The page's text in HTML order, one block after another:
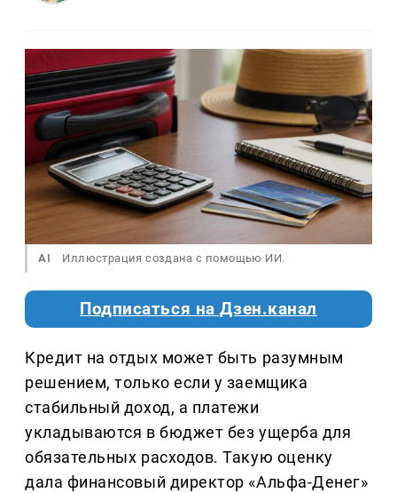
AI Иллюстрация создана с помощью ИИ.
Подписаться на Дзен.канал
Кредит на отдых может быть разумным
решением, только если у заемщика
стабильный доход, а платежи
укладываются в бюджет без ущерба для
обязательных расходов. Такую оценку
дала финансовый директор «Альфа-Денег»